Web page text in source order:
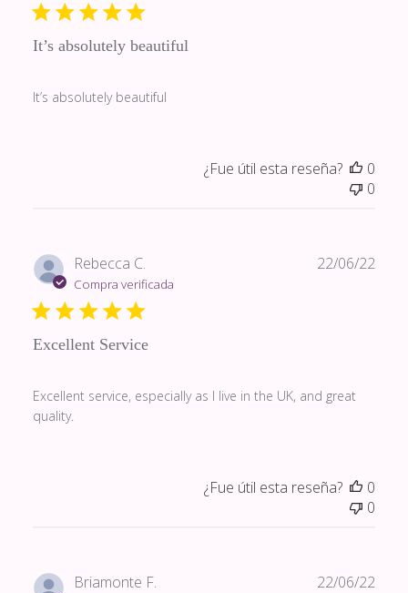
It’s absolutely beautiful
It’s absolutely beautiful
¿Fue útil esta reseña?
0
0
Rebecca C.
Compra verificada
Excellent Service
Excellent service, especially as I live in the UK, and great
quality.
22/06/22
¿Fue útil esta reseña?
0
0
Briamonte F. 22/06/22